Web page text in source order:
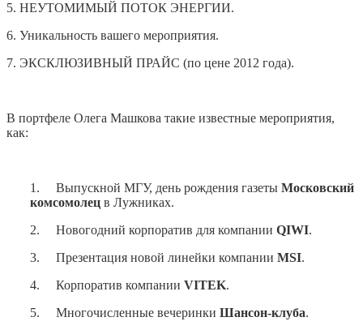
5. НЕУТОМИМЫЙ ПОТОК ЭНЕРГИИ.
6. Уникальность вашего мероприятия.
7. ЭКСКЛЮЗИВНЫЙ ПРАЙС (по цене 2012 года).
В портфеле Олега Машкова такие известные мероприятия,
как:
1. Выпускной МГУ, день рождения газеты Московский
комсомолец в Лужниках.
2. Новогодний корпоратив для компании QIWI.
3. Презентация новой линейки компании MSI.
4. Корпоратив компании VITEK.
5. Многочисленные вечеринки Шансон-клуба.